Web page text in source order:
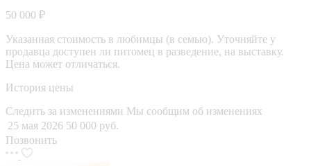
50 000 ₽
Указанная стоимость в любимцы (в семью). Уточняйте у
продавца доступен ли питомец в разведение, на выставку.
Цена может отличаться.
История цены
Следить за изменениями Мы сообщим об изменениях
25 мая 2026 50 000 руб.
Позвонить